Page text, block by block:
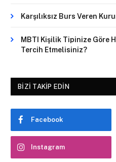
Karşılıksız Burs Veren
MBTI Kişilik Tipinize Göre
Tercih Etmelisiniz?
BIZI TAKIP EDIN
Facebook
Instagram